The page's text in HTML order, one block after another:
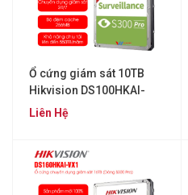
Ổ cứng giám sát 10TB
Hikvision DS100HKAI-
VX1
Liên Hệ